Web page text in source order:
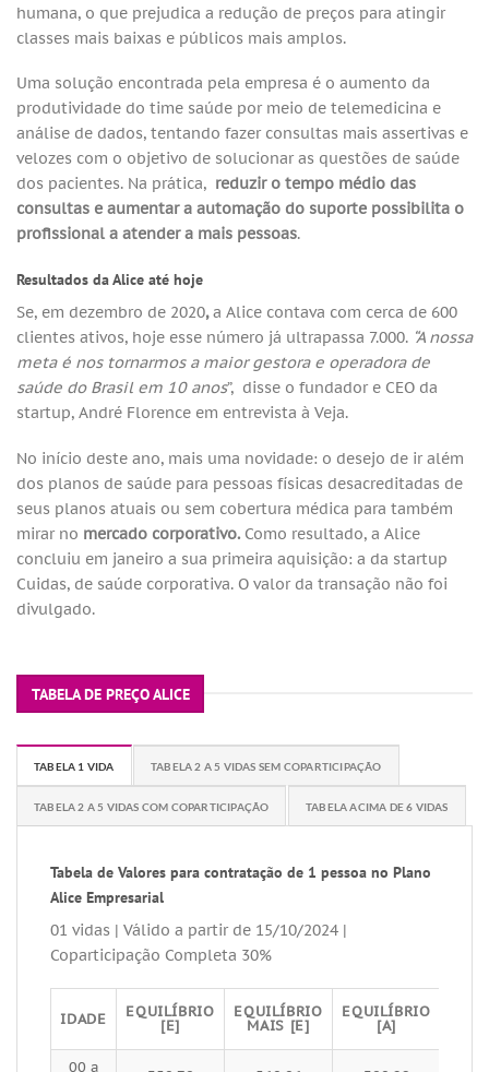
humana, o que prejudica a redução de preços para atingir
classes mais baixas e públicos mais amplos.
Uma solução encontrada pela empresa é o aumento da
produtividade do time saúde por meio de telemedicina e
análise de dados, tentando fazer consultas mais assertivas e
velozes com o objetivo de solucionar as questões de saúde
dos pacientes. Na prática, reduzir o tempo médio das
consultas e aumentar a automação do suporte possibilita o
profissional a atender a mais pessoas.
Resultados da Alice até hoje
Se, em dezembro de 2020,a Alice contava com cerca de 600
clientes ativos, hoje esse número já ultrapassa 7.000. “A nossa
meta é nos tornarmos a maior gestora e operadora de
saúde do Brasil em 10 anos”, disse o fundador e CEO da
startup, André Florence em entrevista à Veja.
No início deste ano, mais uma novidade: o desejo de ir além
dos planos de saúde para pessoas físicas desacreditadas de
seus planos atuais ou sem cobertura médica para também
mirar no mercado corporativo. Como resultado, a Alice
concluiu em janeiro a sua primeira aquisição: a da startup
Cuidas, de saúde corporativa. O valor da transação não foi
divulgado.
TABELA DE PREÇO ALICE
TABELA 1 VIDA TABELA 2 A 5 VIDAS SEM COPARTICIPAÇÃO
TABELA 2 A 5 VIDAS COM COPARTICIPAÇÃO TABELA ACIMA DE 6 VIDAS
Tabela de Valores para contratação de 1 pessoa no Plano
Alice Empresarial
01 vidas | Válido a partir de 15/10/2024 |
Coparticipação Completa 30%
IDADE EQUILÍBRIO
[E]
EQUILÍBRIO
MAIS [E]
EQUILÍBRIO
[A]
00 a